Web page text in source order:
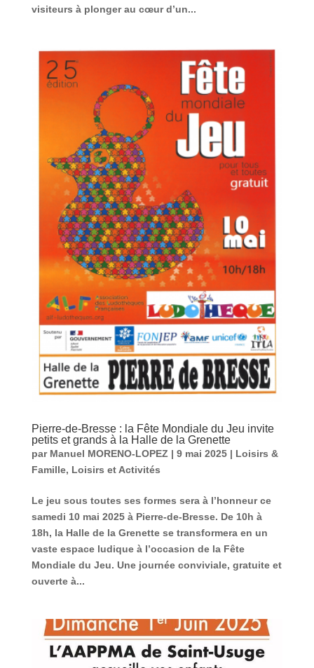
visiteurs à plonger au cœur d’un...
Pierre-de-Bresse : la Fête Mondiale du Jeu invite
petits et grands à la Halle de la Grenette
par Manuel MORENO-LOPEZ | 9 mai 2025| Loisirs &
Famille, Loisirs et Activités
Le jeu sous toutes ses formes sera à l’honneur ce
samedi 10 mai 2025 à Pierre-de-Bresse. De 10h à
18h, la Halle de la Grenette se transformera en un
vaste espace ludique à l’occasion de la Fête
Mondiale du Jeu. Une journée conviviale, gratuite et
ouverte à...